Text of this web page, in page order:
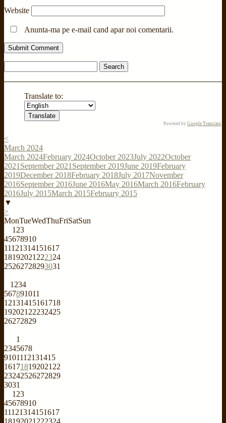
Website
Anunta-ma pe e-mail cand apar noi comentarii.
for:
Translate to:
Powered by Google Translate
<
March 2024
March 2024February 2024October 2023July 2022October
2021 September 2021 September 2019June 2019February
2019December 2018February 2018July 2017November
2016September 2016June 2016May 2016March 2016February
2016July 2015March 2015February 2015
▼
>
MonTueWedThuFriSatSun
1 23
45678910
11121314151617
18192021 222324
25262728293031
1 234
567891011
12131415161718
192021 22232425
26272829
1
2345678
9101112131415
161718192021 22
23242526272829
3031
1 23
45678910
11121314151617
18192021 222324